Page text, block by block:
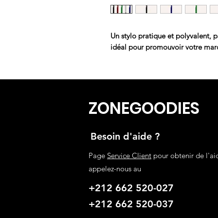
Un stylo pratique et polyvalent,
idéal pour promouvoir votre
ZONEGOODIES
Besoin d'aide ?
Page Service Client pour obtenir de
appelez-nous au
+212 662 520-027
+212 662 520-037